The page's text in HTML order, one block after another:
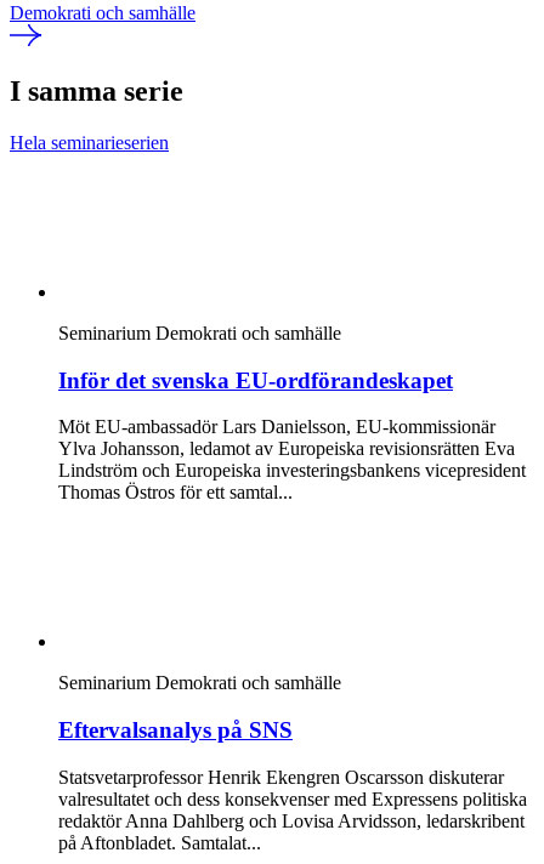
Demokrati och samhälle
I samma serie
Hela seminarieserien
Seminarium Demokrati och samhälle
Inför det svenska EU-ordförandeskapet
Möt EU-ambassadör Lars Danielsson, EU-kommissionär
Ylva Johansson, ledamot av Europeiska revisionsrätten Eva
Lindström och Europeiska investeringsbankens vicepresident
Thomas Östros för ett samtal...
Seminarium Demokrati och samhälle
Eftervalsanalys på SNS
Statsvetarprofessor Henrik Ekengren Oscarsson diskuterar
valresultatet och dess konsekvenser med Expressens politiska
redaktör Anna Dahlberg och Lovisa Arvidsson, ledarskribent
på Aftonbladet. Samtalat...